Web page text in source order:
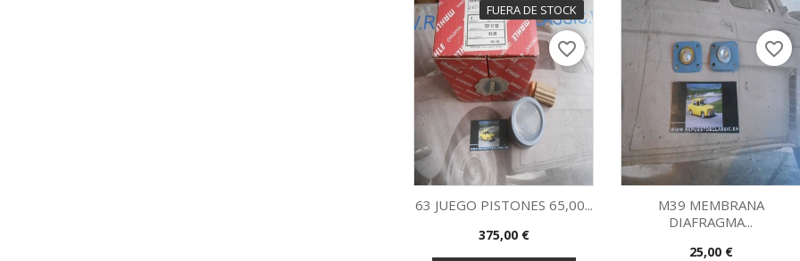
FUERA DE STOCK
Vista rápida
63 JUEGO PISTONES 65,00...
Precio
375,00 €
favorite_border
Vista rápida
M39 MEMBRANA
DIAFRAGMA...
Precio
25,00 €
favorite_border